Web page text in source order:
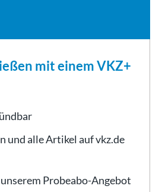
mit einem VKZ+
und alle Artikel auf vkz.de
Probeabo-Angebot